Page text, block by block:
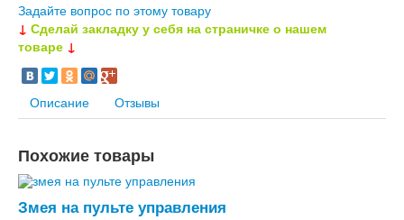
Задайте вопрос по этому товару
↓ Сделай закладку у себя на страничке о нашем
товаре ↓
Описание Отзывы
Похожие товары
Змея на пульте управления